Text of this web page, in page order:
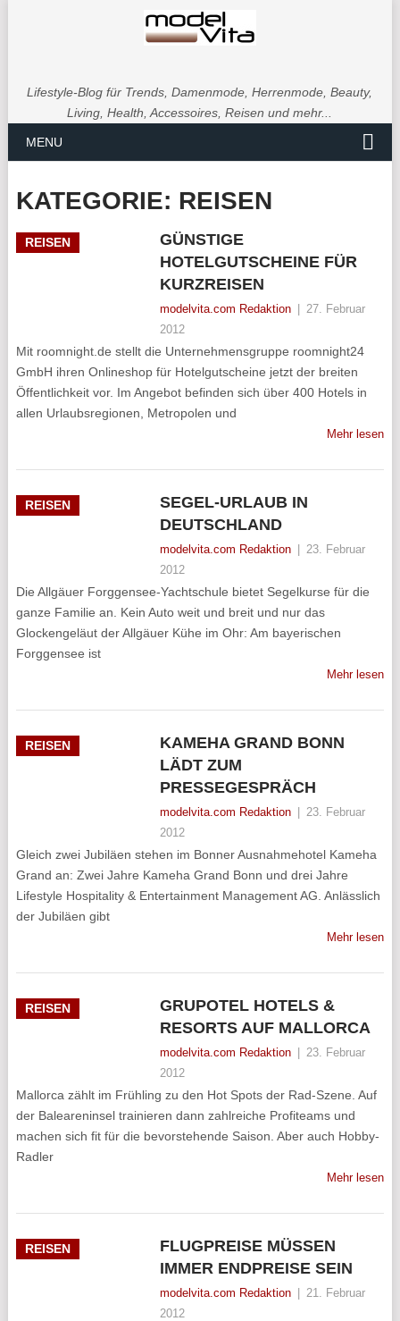
Lifestyle-Blog für Trends, Damenmode, Herrenmode, Beauty,
Living, Health, Accessoires, Reisen und mehr...
MENU
KATEGORIE: REISEN
REISEN
GÜNSTIGE
HOTELGUTSCHEINE FÜR
KURZREISEN
modelvita.com Redaktion
27. Februar
2012
Mit roomnight.de stellt die Unternehmensgruppe roomnight24
GmbH ihren Onlineshop für Hotelgutscheine jetzt der breiten
Öffentlichkeit vor. Im Angebot befinden sich über 400 Hotels in
allen Urlaubsregionen, Metropolen und
Mehr lesen
REISEN
SEGEL-URLAUB IN
DEUTSCHLAND
modelvita.com Redaktion
23. Februar
2012
Die Allgäuer Forggensee-Yachtschule bietet Segelkurse für die
ganze Familie an. Kein Auto weit und breit und nur das
Glockengeläut der Allgäuer Kühe im Ohr: Am bayerischen
Forggensee ist
Mehr lesen
REISEN
KAMEHA GRAND BONN
LÄDT ZUM
PRESSEGESPRÄCH
modelvita.com Redaktion
23. Februar
2012
Gleich zwei Jubiläen stehen im Bonner Ausnahmehotel Kameha
Grand an: Zwei Jahre Kameha Grand Bonn und drei Jahre
Lifestyle Hospitality & Entertainment Management AG. Anlässlich
der Jubiläen gibt
Mehr lesen
REISEN
GRUPOTEL HOTELS &
RESORTS AUF MALLORCA
modelvita.com Redaktion
23. Februar
2012
Mallorca zählt im Frühling zu den Hot Spots der Rad-Szene. Auf
der Baleareninsel trainieren dann zahlreiche Profiteams und
machen sich fit für die bevorstehende Saison. Aber auch Hobby-
Radler
Mehr lesen
REISEN
FLUGPREISE MÜSSEN
IMMER ENDPREISE SEIN
modelvita.com Redaktion
21. Februar
2012